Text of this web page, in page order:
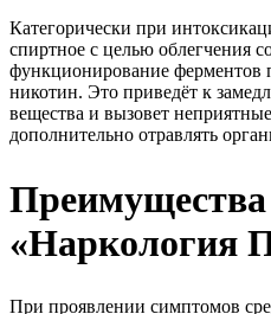
Категорически при
спиртное с целью облегчения
функционирование ферментов
никотин. Это приведёт к
вещества и вызовет
дополнительно отравлять
«Наркология
При проявлении симптомов